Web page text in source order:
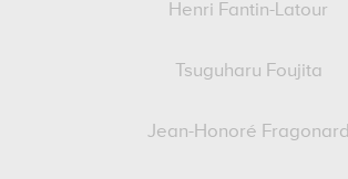
Henri Fantin-Latour
Tsuguharu Foujita
Jean-Honoré Fragonard